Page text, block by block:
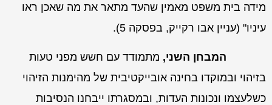
מידה בית משפט מאמין שהעד מתאר את מה שאכן ראו
עיניו" (עניין אבו רקייק, בפסקה 5).
המבחן השני, מתמודד עם חשש מפני טעות
בזיהוי ובמוקדו בחינה אובייקטיבית של מהימנות הזיהוי
כשלעצמו ונכונות העדות, ובמסגרתו ייבחנו הנסיבות